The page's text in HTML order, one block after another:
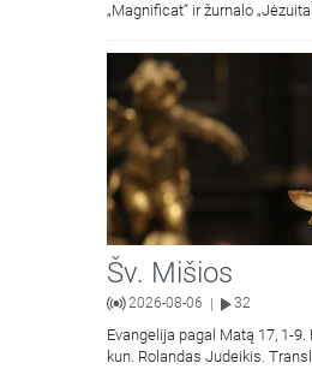
„Magnificat“ ir žurnalo
Šv. Mišios
2026-08-06 32
Evangelija pagal Matą 17, 1-
kun. Rolandas Judeikis.